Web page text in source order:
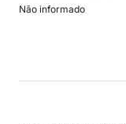
Não informado